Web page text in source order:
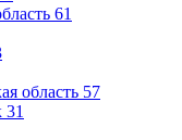
61
область 57
31